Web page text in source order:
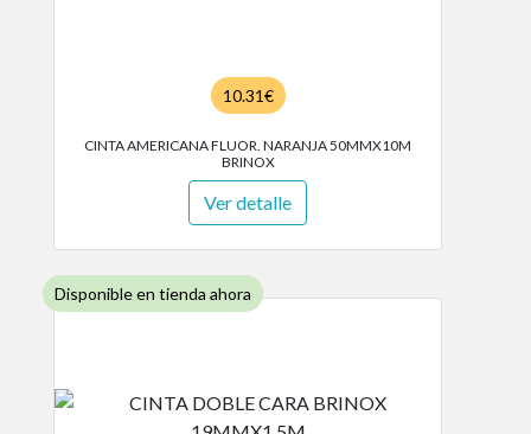
10.31€
CINTA AMERICANA FLUOR. NARANJA 50MMX10M
BRINOX
Ver detalle
Disponible en tienda ahora